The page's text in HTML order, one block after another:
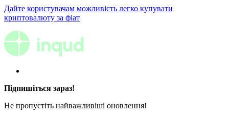
Дайте користувачам можливість легко купувати
криптовалюту за фіат
Підпишіться зараз!
Не пропустіть найважливіші оновлення!